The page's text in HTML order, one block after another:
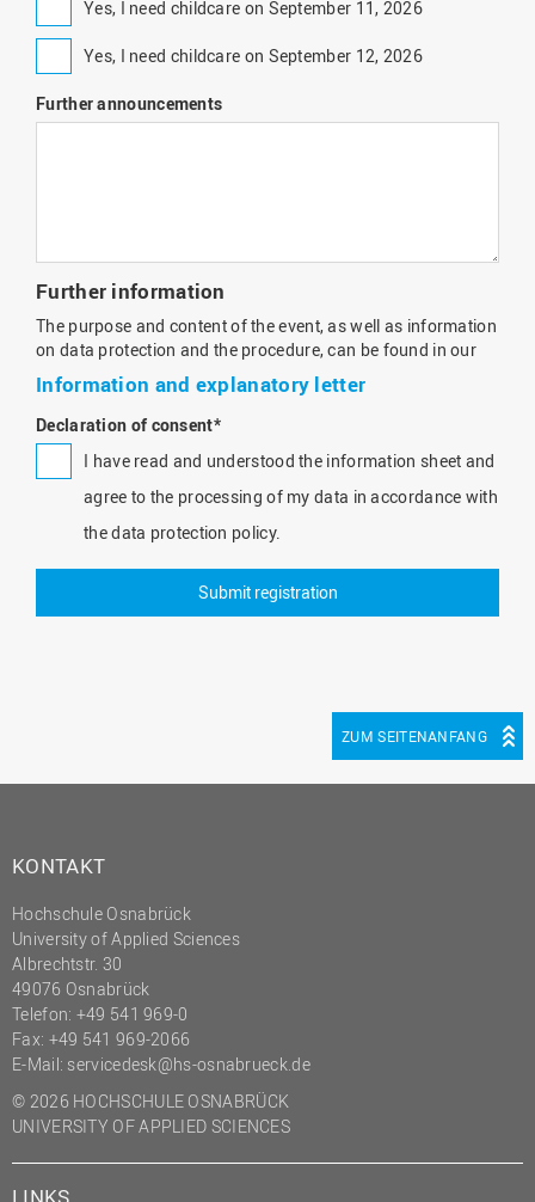
Yes, I need childcare on September 11, 2026
Yes, I need childcare on September 12, 2026
Further announcements
Further information
The purpose and content of the event, as well as information
on data protection and the procedure, can be found in our
Information and explanatory letter
Declaration of consent*
I have read and understood the information sheet and
agree to the processing of my data in accordance with
the data protection policy.
ZUM SEITENANFANG
KONTAKT
Hochschule Osnabrück
University of Applied Sciences
Albrechtstr. 30
49076 Osnabrück
Telefon: +49 541 969-0
Fax: +49 541 969-2066
E-Mail: servicedesk@hs-osnabrueck.de
© 2026 HOCHSCHULE OSNABRÜCK
UNIVERSITY OF APPLIED SCIENCES
LINKS